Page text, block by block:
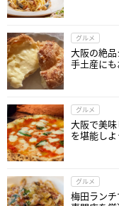
グルメ
大阪の絶
手土産に
グルメ
大阪で美
を堪能しよ
グルメ
梅田ラン